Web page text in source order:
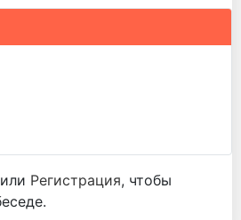
или Регистрация, чтобы